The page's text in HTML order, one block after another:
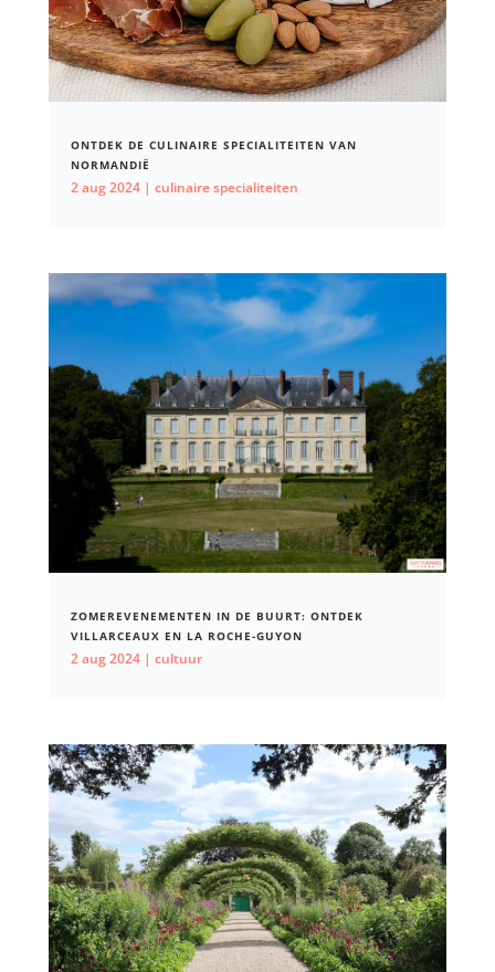
ONTDEK DE CULINAIRE SPECIALITEITEN VAN
NORMANDIË
2 aug 2024| culinaire specialiteiten
ZOMEREVENEMENTEN IN DE BUURT: ONTDEK
VILLARCEAUX EN LA ROCHE-GUYON
2 aug 2024| cultuur